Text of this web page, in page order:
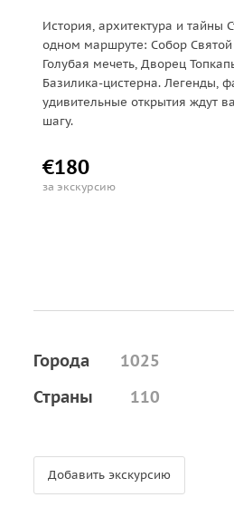
История, архитектура и тайны
одном маршруте: Собор
Голубая мечеть, Дворец
Базилика-цистерна. Легенды,
удивительные открытия ждут
шагу.
€180
за экскурсию
Города
1025
Страны
110
Добавить экскурсию